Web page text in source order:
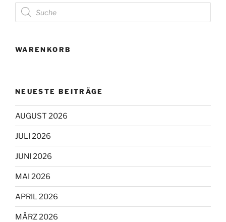
Products
search
WARENKORB
NEUESTE BEITRÄGE
AUGUST 2026
JULI 2026
JUNI 2026
MAI 2026
APRIL 2026
MÄRZ 2026